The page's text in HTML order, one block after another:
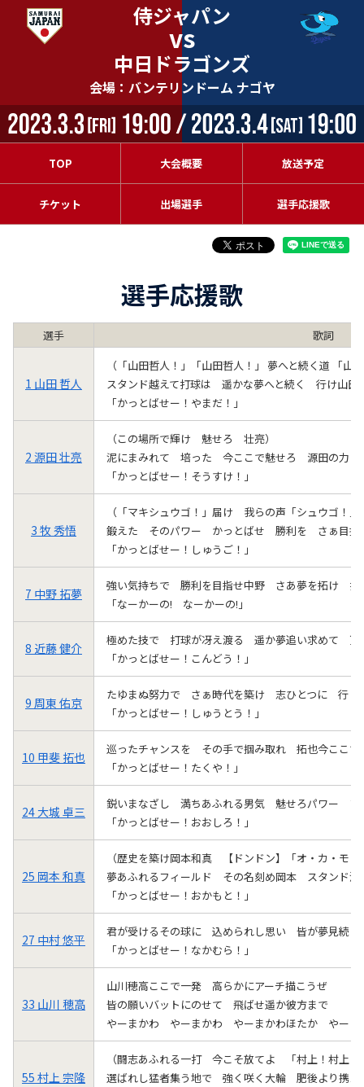
侍ジャパン
vs
中日ドラゴンズ
会場：バンテリンドーム ナゴヤ
TOP 大会概要 放送予定
チケット 出場選手 選手応援歌
選手応援歌
選手 歌詞
1 山田 哲人
（「山田哲人！」「山田哲人！」 夢へと続く道 「山
スタンド越えて打球は 遥かな夢へと続く 行け山
「かっとばせー！やまだ！」
2 源田 壮亮
（この場所で輝け 魅せろ 壮亮）
泥にまみれて 培った 今ここで魅せろ 源田の力
「かっとばせー！そうすけ！」
3 牧 秀悟
（「マキシュウゴ！」届け 我らの声「シュウゴ！」
鍛えた そのパワー かっとばせ 勝利を さぁ目指
「かっとばせー！しゅうご！」
7 中野 拓夢
強い気持ちで 勝利を目指せ中野 さあ夢を拓け 打
「なーかーの! なーかーの!」
8 近藤 健介
極めた技で 打球が冴え渡る 遥か夢追い求めて 頂
「かっとばせー！こんどう！」
9 周東 佑京
たゆまぬ努力で さぁ時代を築け 志ひとつに 行（
「かっとばせー！しゅうとう！」
10 甲斐 拓也
巡ったチャンスを その手で掴み取れ 拓也今ここ
「かっとばせー！たくや！」
24 大城 卓三
鋭いまなざし 満ちあふれる男気 魅せろパワー フ
「かっとばせー！おおしろ！」
25 岡本 和真
（歴史を築け岡本和真 【ドンドン】「オ・カ・モト
夢あふれるフィールド その名刻め岡本 スタンド湧
「かっとばせー！おかもと！」
27 中村 悠平
君が受けるその球に 込められし思い 皆が夢見続
「かっとばせー！なかむら！」
33 山川 穂高
山川穂高ここで一発 高らかにアーチ描こうぜ
皆の願いバットにのせて 飛ばせ遥か彼方まで
やーまかわ やーまかわ やーまかわほたか やー
55 村上 宗隆
（闘志あふれる一打 今こそ放てよ 「村上！村上！
選ばれし猛者集う地で 強く咲く大輪 肥後より携